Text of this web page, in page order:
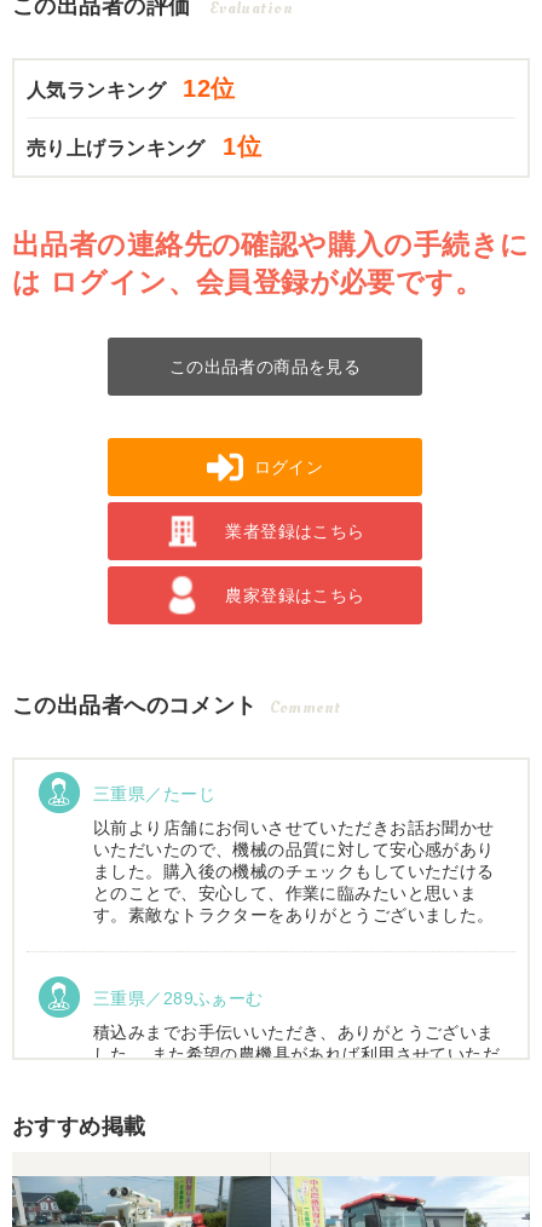
この出品者の評価 Evaluation
人気ランキング 12位
売り上げランキング 1位
出品者の連絡先の確認や購入の手続きに
は ログイン、会員登録が必要です。
この出品者の商品を見る
ログイン
業者登録はこちら
農家登録はこちら
この出品者へのコメント Comment
三重県／たーじ
以前より店舗にお伺いさせていただきお話お聞かせ
いただいたので、機械の品質に対して安心感があり
ました。購入後の機械のチェックもしていただける
とのことで、安心して、作業に臨みたいと思いま
す。素敵なトラクターをありがとうございました。
三重県／289ふぁーむ
積込みまでお手伝いいただき、ありがとうございま
した。 また希望の農機具があれば利用させていただ
この度はお世話になりました。また、機会があれば
よろしくお願いします。
おすすめ掲載